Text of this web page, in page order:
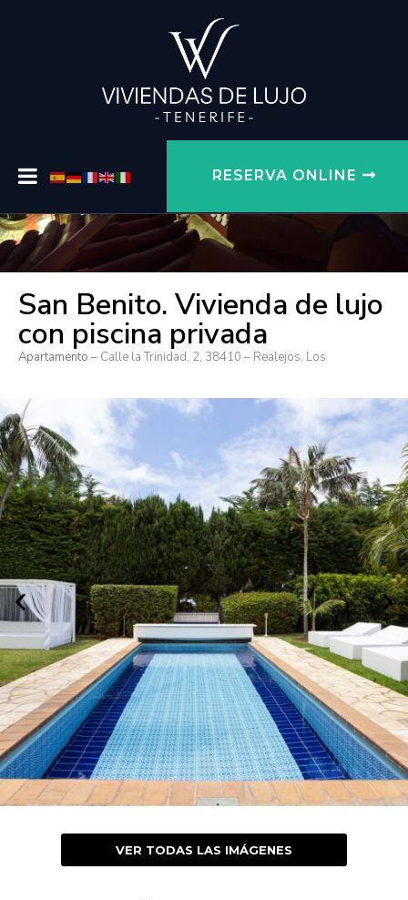
RESERVA ONLINE
San Benito. Vivienda de lujo
con piscina privada
Apartamento – Calle la Trinidad, 2, 38410 – Realejos, Los
VER TODAS LAS IMÁGENES